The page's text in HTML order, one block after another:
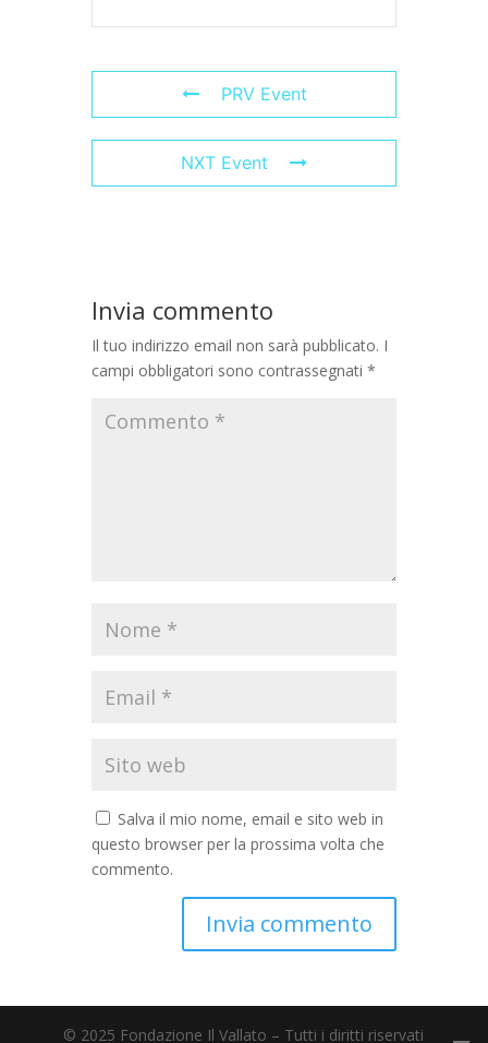
PRV Event
NXT Event
Invia commento
Il tuo indirizzo email non sarà pubblicato. I
campi obbligatori sono contrassegnati *
Salva il mio nome, email e sito web in
questo browser per la prossima volta che
commento.
© 2025 Fondazione Il Vallato – Tutti i diritti riservati